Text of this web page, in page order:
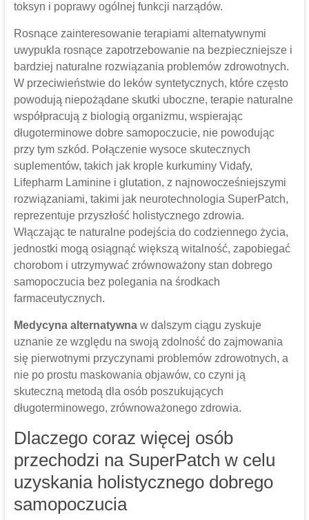
toksyn i poprawy ogólnej funkcji narządów.
Rosnące zainteresowanie terapiami alternatywnymi
uwypukla rosnące zapotrzebowanie na bezpieczniejsze i
bardziej naturalne rozwiązania problemów zdrowotnych.
W przeciwieństwie do leków syntetycznych, które często
powodują niepożądane skutki uboczne, terapie naturalne
współpracują z biologią organizmu, wspierając
długoterminowe dobre samopoczucie, nie powodując
przy tym szkód. Połączenie wysoce skutecznych
suplementów, takich jak krople kurkuminy Vidafy,
Lifepharm Laminine i glutation, z najnowocześniejszymi
rozwiązaniami, takimi jak neurotechnologia SuperPatch,
reprezentuje przyszłość holistycznego zdrowia.
Włączając te naturalne podejścia do codziennego życia,
jednostki mogą osiągnąć większą witalność, zapobiegać
chorobom i utrzymywać zrównoważony stan dobrego
samopoczucia bez polegania na środkach
farmaceutycznych.
Medycyna alternatywnaw dalszym ciągu zyskuje
uznanie ze względu na swoją zdolność do zajmowania
się pierwotnymi przyczynami problemów zdrowotnych, a
nie po prostu maskowania objawów, co czyni ją
skuteczną metodą dla osób poszukujących
długoterminowego, zrównoważonego zdrowia.
Dlaczego coraz więcej osób
przechodzi na SuperPatch w celu
uzyskania holistycznego dobrego
samopoczucia